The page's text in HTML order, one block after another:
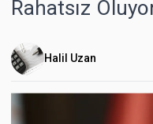
Rahatsız
Halil Uzan